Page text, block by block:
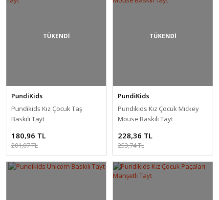
TÜKENDİ
PundiKids
Pundikids Kız Çocuk Taş
Baskılı Tayt
180,96 TL
201,07 TL
TÜKENDİ
PundiKids
Pundikids Kız Çocuk Mıckey
Mouse Baskılı Tayt
228,36 TL
253,74 TL